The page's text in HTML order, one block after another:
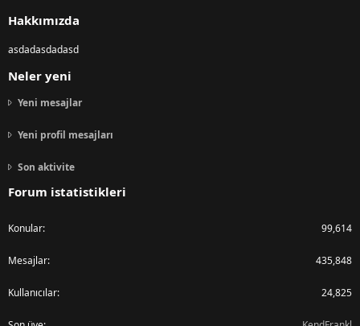
Hakkımızda
asdadasdadasd
Neler yeni
Yeni mesajlar
Yeni profil mesajları
Son aktivite
Forum istatistikleri
Konular 99,614
Mesajlar 435,848
Kullanıcılar 24,825